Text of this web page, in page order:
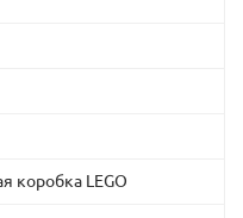
коробка LEGO